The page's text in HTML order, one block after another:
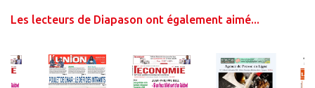
Les lecteurs de Diapason ont également aimé...